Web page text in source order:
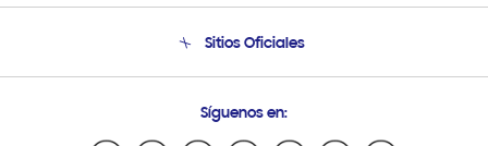
Condiciones de Compra
Soporte vía eMail
Sitios Oficiales
Samsung Ecuador
Síguenos en: